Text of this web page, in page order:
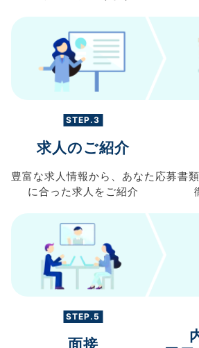
STEP.3
求人のご紹介
豊富な求人情報から、 あなた
に合った求人を ご紹介
応募書
STEP.5
面接